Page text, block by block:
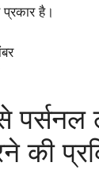
है।
पर्सनल
की